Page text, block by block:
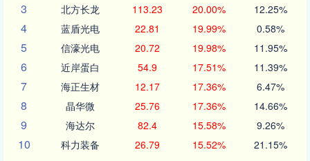
3 北方长龙 113.23 20.00% 12.25%
4 蓝盾光电 22.81 19.99% 0.58%
5 信濠光电 20.72 19.98% 11.95%
6 近岸蛋白 54.9 17.51% 11.39%
7 海正生材 12.17 17.36% 6.47%
8 晶华微 25.76 17.36% 14.66%
9 海达尔 82.4 15.58% 9.26%
10 科力装备 26.79 15.52% 21.15%